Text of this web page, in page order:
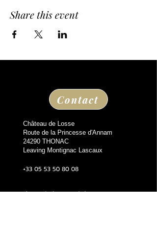
Share this event
Contact
Château de Losse
Route de la Princesse d'Annam
24290 THONAC
Leaving Montignac Lascaux
+33 05 53 50 80 08
losse@chateaudelosse.com